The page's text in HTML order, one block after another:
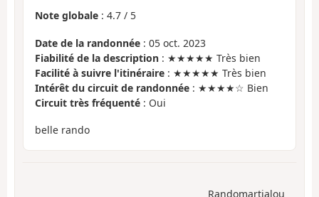
Note globale : 4.7 / 5
Date de la randonnée : 05 oct. 2023
Fiabilité de la description : ★★★★★ Très bien
Facilité à suivre l'itinéraire : ★★★★★ Très bien
Intérêt du circuit de randonnée : ★★★★☆ Bien
Circuit très fréquenté : Oui
belle rando
Randomartialou